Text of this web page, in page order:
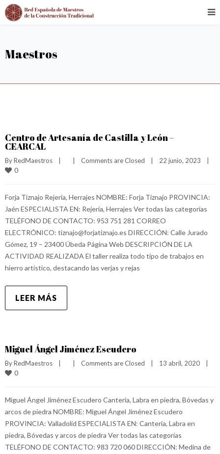
Maestros
Centro de Artesanía de Castilla y León –
CEARCAL
By RedMaestros Comments are Closed 22 junio, 2023
0
Forja Tiznajo Rejería, Herrajes NOMBRE: Forja Tiznajo PROVINCIA:
Jaén ESPECIALISTA EN: Rejería, Herrajes Ver todas las categorías
TELÉFONO DE CONTACTO: 953 751 281 CORREO
ELECTRÓNICO: tiznajo@forjatiznajo.es DIRECCIÓN: Calle Jurado
Gómez, 19 – 23400 Úbeda Página Web DESCRIPCIÓN DE LA
ACTIVIDAD REALIZADA El taller realiza todo tipo de trabajos en
hierro artístico, destacando las verjas y rejas
LEER MÁS
Miguel Ángel Jiménez Escudero
By RedMaestros Comments are Closed 13 abril, 2020
0
Miguel Ángel Jiménez Escudero Cantería, Labra en piedra, Bóvedas y
arcos de piedra NOMBRE: Miguel Ángel Jiménez Escudero
PROVINCIA: Valladolid ESPECIALISTA EN: Cantería, Labra en
piedra, Bóvedas y arcos de piedra Ver todas las categorías
TELÉFONO DE CONTACTO: 983 720 060 DIRECCIÓN: Medina de